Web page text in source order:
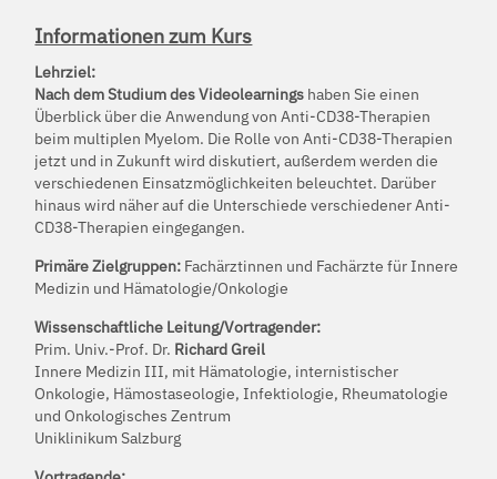
Informationen zum Kurs
Lehrziel:
Nach dem Studium des Videolearnings haben Sie einen
Überblick über die Anwendung von Anti-CD38-Therapien
beim multiplen Myelom. Die Rolle von Anti-CD38-Therapien
jetzt und in Zukunft wird diskutiert, außerdem werden die
verschiedenen Einsatzmöglichkeiten beleuchtet. Darüber
hinaus wird näher auf die Unterschiede verschiedener Anti-
CD38-Therapien eingegangen.
Primäre Zielgruppen: Fachärztinnen und Fachärzte für Innere
Medizin und Hämatologie/Onkologie
Wissenschaftliche Leitung/Vortragender:
Prim. Univ.-Prof. Dr. Richard Greil
Innere Medizin III, mit Hämatologie, internistischer
Onkologie, Hämostaseologie, Infektiologie, Rheumatologie
und Onkologisches Zentrum
Uniklinikum Salzburg